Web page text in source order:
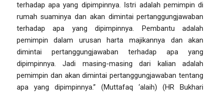
terhadap apa yang dipimpinnya. Istri adalah pemimpin di
rumah suaminya dan akan dimintai pertanggungjawaban
terhadap apa yang dipimpinnya. Pembantu adalah
pemimpin dalam urusan harta majikannya dan akan
dimintai pertanggungjawaban terhadap apa yang
dipimpinnya. Jadi masing-masing dari kalian adalah
pemimpin dan akan dimintai pertanggungjawaban tentang
apa yang dipimpinnya.” (Muttafaq ‘alaih) (HR Bukhari